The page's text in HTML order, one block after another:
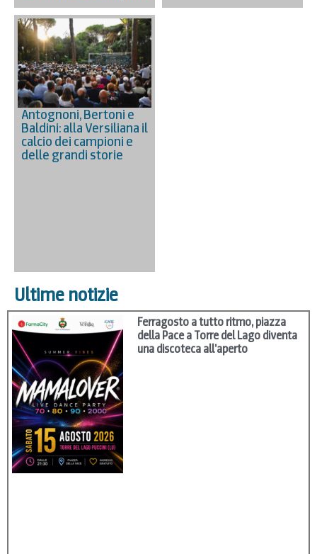
Antognoni, Bertoni e
Baldini: alla Versiliana il
calcio dei campioni e
delle grandi storie
Ultime notizie
Ferragosto a tutto ritmo, piazza
della Pace a Torre del Lago diventa
una discoteca all’aperto